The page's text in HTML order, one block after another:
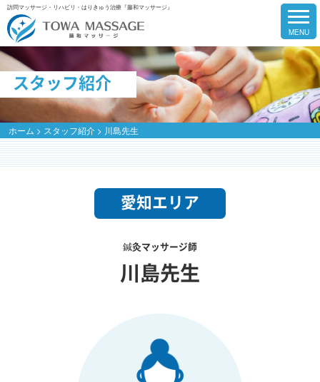
訪問マッサージ・リハビリ・はりきゅう治療『藤和マッサージ』
スタッフ紹介
ホーム > スタッフ紹介> 川島先生
愛知エリア
鍼灸マッサージ師
川島先生